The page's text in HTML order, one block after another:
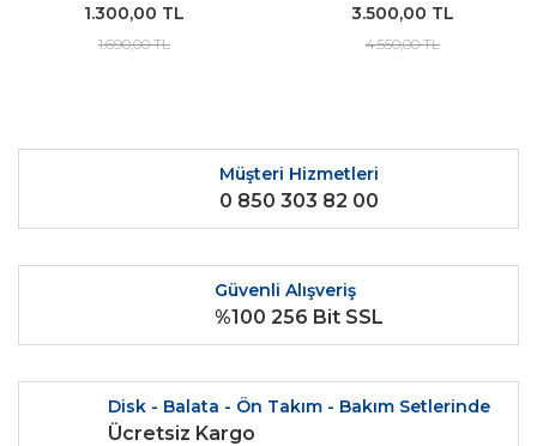
1.300,00 TL
1.690,00 TL
3.500,00 TL
4.550,00 TL
Müşteri Hizmetleri
0 850 303 82 00
Güvenli Alışveriş
%100 256 Bit SSL
Disk - Balata - Ön Takım - Bakım Setlerinde
Ücretsiz Kargo